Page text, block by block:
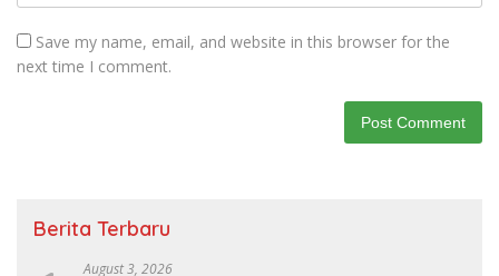
Save my name, email, and website in this browser for the
next time I comment.
Berita Terbaru
August 3, 2026